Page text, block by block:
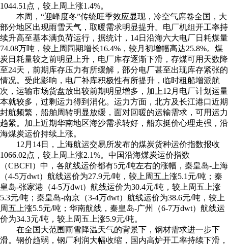
1044.51点，较上周上涨1.4%。
本周，“迎峰度冬”传统旺季效应显现，冷空气席卷全国，大
部分地区出现雨雪天气，取暖需求明显提升。电厂机组开工率持
续升高至基本满负荷运行，据统计，14日沿海六大电厂日耗煤量
74.08万吨，较上周同期增长16.4%，较月初增幅高达25.8%。煤
炭日耗量较之前明显上升，电厂库存逐渐下滑，存煤可用天数降
至24天，前期库存压力有所缓解，部分电厂甚至出现库存紧张的
情况。受此影响，电厂补库积极性有所提升，临时租船增派航
次，运输市场货盘放出较前期明显增多，加上12月电厂计划运量
本就较多，过剩运力得到消化。运力方面，北方及长江港口近期
封航频繁，船舶周转明显放缓，面对回暖的运输需求，可用运力
趋紧。加上近期华南地区海沙需求转好，船东挺价心理走强，沿
海煤炭运价持续上涨。
12月14日，上海航运交易所发布的煤炭货种运价指数报收
1066.02点，较上周上涨2.1%。中国沿海煤炭运价指数
（CBCFI）中，各航线运价都有5元/吨左右的涨幅，秦皇岛-上海
（4-5万dwt）航线运价为27.9元/吨，较上周五上涨5.1元/吨；秦
皇岛-张家港（4-5万dwt）航线运价为30.4元/吨，较上周五上涨
5.3元/吨；秦皇岛-南京（3-4万dwt）航线运价为38.6元/吨，较上
周五上涨5.5元/吨；华南航线，秦皇岛-广州（6-7万dwt）航线运
价为34.3元/吨，较上周五上涨5.9元/吨。
在全国大范围雨雪降温天气的背景下，钢材需求进一步下
滑。钢价趋弱，钢厂利润大幅收缩，国内高炉开工率持续下滑，